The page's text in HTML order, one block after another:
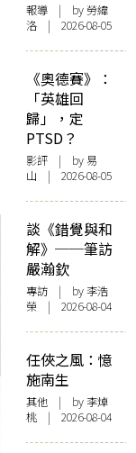
報導 | by 勞緯
洛 | 2026-08-05
《奧德賽》：
「英雄回
歸」，定
PTSD？
影評 | by 易
山 | 2026-08-05
談《錯覺與和
解》──筆訪
嚴瀚欽
專訪 | by 李浩
榮 | 2026-08-04
任俠之風：憶
施南生
其他 | by 李焯
桃 | 2026-08-04